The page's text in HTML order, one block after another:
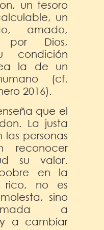
un tesoro
un
amado,
por Dios,
condición
la de un
(cf.
2016).
que el
La justa
las personas
reconocer
su valor.
en la
rico, no es
sino
a
y a cambiar